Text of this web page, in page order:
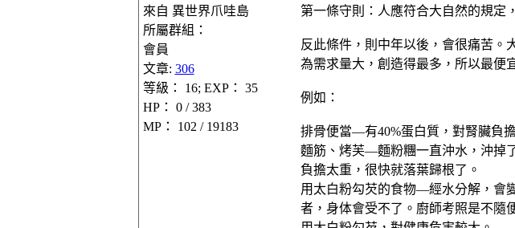
來自 異世界爪哇島
所屬群組：
會員
文章: 306
等級： 16; EXP： 35
HP： 0 / 383
MP： 102 / 19183
第一條守則：人應符合大自然的規定
反此條件，則中年以後，會很痛苦。
為需求量大，創造得最多，所以最便
例如：
排骨便當—有40%蛋白質，對腎臟負
麵筋、烤芙—麵粉糰一直沖水，沖掉
負擔太重，很快就落葉歸根了。
用太白粉勾芡的食物—經水分解，會
者，身体會受不了。廚師考照是不隨